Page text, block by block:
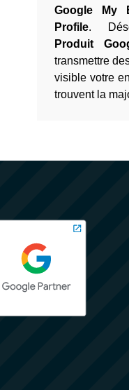
Google My
Profile.
Produit
transmettre
visible votre
trouvent la